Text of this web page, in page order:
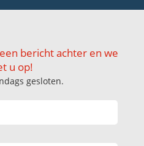
bericht achter en we
u op!
gesloten.